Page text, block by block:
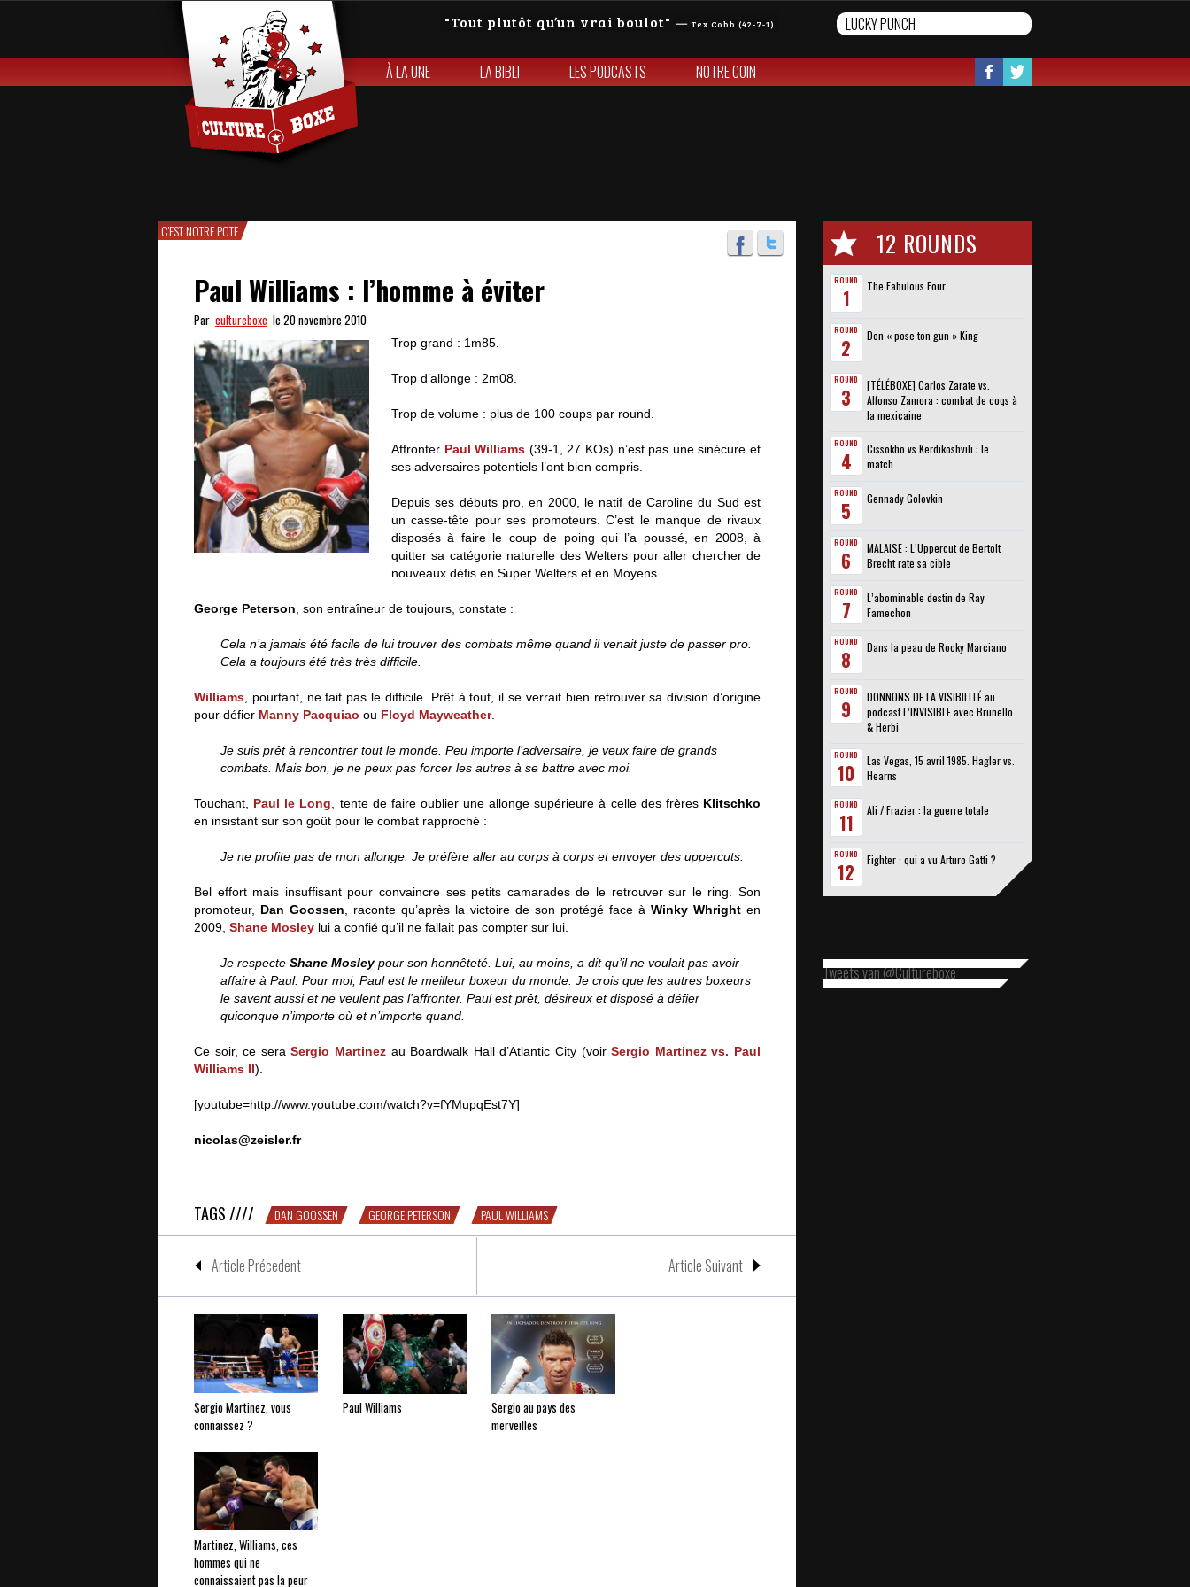
Tout plutôt qu’un vrai boulot — Tex Cobb (42-7-1)
À LA UNE LA BIBLI LES PODCASTS NOTRE COIN
12 ROUNDS
ROUND
1 The Fabulous Four
ROUND
2 Don « pose ton gun » King
ROUND
3
[TÉLÉBOXE] Carlos Zarate vs.
Alfonso Zamora : combat de coqs à
la mexicaine
ROUND
4
Cissokho vs Kerdikoshvili : le
match
ROUND
5 Gennady Golovkin
ROUND
6
MALAISE : L’Uppercut de Bertolt
Brecht rate sa cible
ROUND
7
L’abominable destin de Ray
Famechon
ROUND
8 Dans la peau de Rocky Marciano
ROUND
9
DONNONS DE LA VISIBILITÉ au
podcast L’INVISIBLE avec Brunello
& Herbi
ROUND
10
Las Vegas, 15 avril 1985. Hagler vs.
Hearns
ROUND
11 Ali / Frazier : la guerre totale
ROUND
12 Fighter : qui a vu Arturo Gatti ?
Tweets van @Cultureboxe
C'EST NOTRE POTE
Paul Williams : l’homme à éviter
Par cultureboxe le 20 novembre 2010
Trop grand : 1m85.
Trop d’allonge : 2m08.
Trop de volume : plus de 100 coups par round.
Affronter Paul Williams (39-1, 27 KOs) n’est pas une sinécure et
ses adversaires potentiels l’ont bien compris.
Depuis ses débuts pro, en 2000, le natif de Caroline du Sud est
un casse-tête pour ses promoteurs. C’est le manque de rivaux
disposés à faire le coup de poing qui l’a poussé, en 2008, à
quitter sa catégorie naturelle des Welters pour aller chercher de
nouveaux défis en Super Welters et en Moyens.
George Peterson , son entraîneur de toujours, constate :
Cela n’a jamais été facile de lui trouver des combats même quand il venait juste de passer pro.
Cela a toujours été très très difficile.
Williams , pourtant, ne fait pas le difficile. Prêt à tout, il se verrait bien retrouver sa division d’origine
pour défier Manny Pacquiao ou Floyd Mayweather.
Je suis prêt à rencontrer tout le monde. Peu importe l’adversaire, je veux faire de grands
combats. Mais bon, je ne peux pas forcer les autres à se battre avec moi.
Touchant, Paul le Long , tente de faire oublier une allonge supérieure à celle des frères Klitschko
en insistant sur son goût pour le combat rapproché :
Je ne profite pas de mon allonge. Je préfère aller au corps à corps et envoyer des uppercuts.
Bel effort mais insuffisant pour convaincre ses petits camarades de le retrouver sur le ring. Son
promoteur, Dan Goossen , raconte qu’après la victoire de son protégé face à Winky Whright en
2009, Shane Mosley lui a confié qu’il ne fallait pas compter sur lui.
Je respecte Shane Mosleypour son honnêteté. Lui, au moins, a dit qu’il ne voulait pas avoir
affaire à Paul. Pour moi, Paul est le meilleur boxeur du monde. Je crois que les autres boxeurs
le savent aussi et ne veulent pas l’affronter. Paul est prêt, désireux et disposé à défier
quiconque n’importe où et n’importe quand.
Ce soir, ce seraSergio Martinez au Boardwalk Hall d’Atlantic City (voirSergio Martinez vs. Paul
Williams II).
[youtube=http://www.youtube.com/watch?v=fYMupqEst7Y]
nicolas@zeisler.fr
TAGS //// DAN GOOSSEN GEORGE PETERSON PAUL WILLIAMS
Article Précedent Article Suivant
Sergio Martinez, vous
connaissez ?
Paul Williams
Sergio au pays des
merveilles
Martinez, Williams, ces
hommes qui ne
connaissaient pas la peur